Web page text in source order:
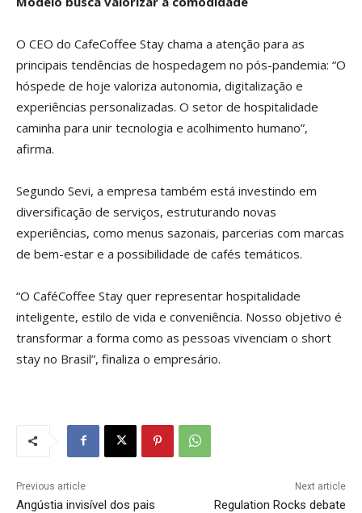
O CEO do CafeCoffee Stay chama a atenção para as
principais tendências de hospedagem no pós-pandemia: “O
hóspede de hoje valoriza autonomia, digitalização e
experiências personalizadas. O setor de hospitalidade
caminha para unir tecnologia e acolhimento humano”,
afirma.
Segundo Sevi, a empresa também está investindo em
diversificação de serviços, estruturando novas
experiências, como menus sazonais, parcerias com marcas
de bem-estar e a possibilidade de cafés temáticos.
“O CaféCoffee Stay quer representar hospitalidade
inteligente, estilo de vida e conveniência. Nosso objetivo é
transformar a forma como as pessoas vivenciam o short
stay no Brasil”, finaliza o empresário.
Previous article
Angústia invisível dos pais
Next article
Regulation Rocks debate